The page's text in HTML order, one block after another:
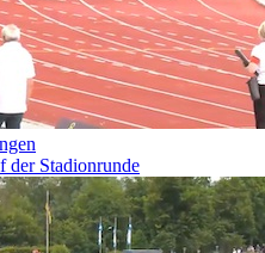
der Stadionrunde